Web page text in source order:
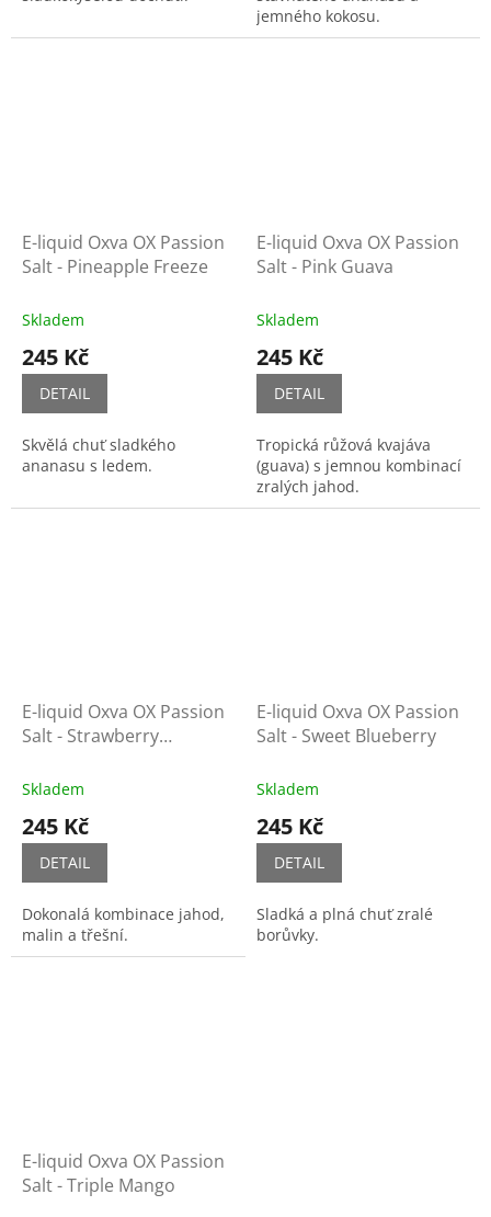
jemného kokosu.
E-liquid Oxva OX Passion
Salt - Pineapple Freeze
Skladem
245 Kč
DETAIL
Skvělá chuť sladkého
ananasu s ledem.
E-liquid Oxva OX Passion
Salt - Pink Guava
Skladem
245 Kč
DETAIL
Tropická růžová kvajáva
(guava) s jemnou kombinací
zralých jahod.
E-liquid Oxva OX Passion
Salt - Strawberry
Skladem
245 Kč
DETAIL
Dokonalá kombinace jahod,
malin a třešní.
E-liquid Oxva OX Passion
Salt - Sweet Blueberry
Skladem
245 Kč
DETAIL
Sladká a plná chuť zralé
borůvky.
E-liquid Oxva OX Passion
Salt - Triple Mango